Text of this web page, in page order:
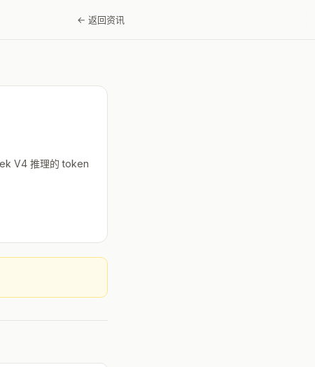
← 返回资讯
V4 推理的 token